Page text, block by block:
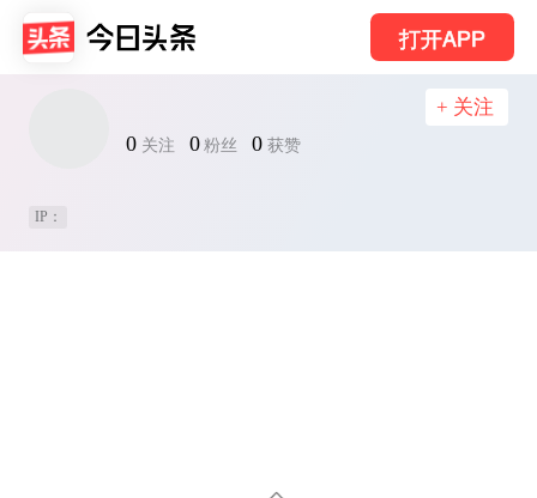
打开APP
0 关注 0 粉丝 0 获赞
+ 关注
IP：